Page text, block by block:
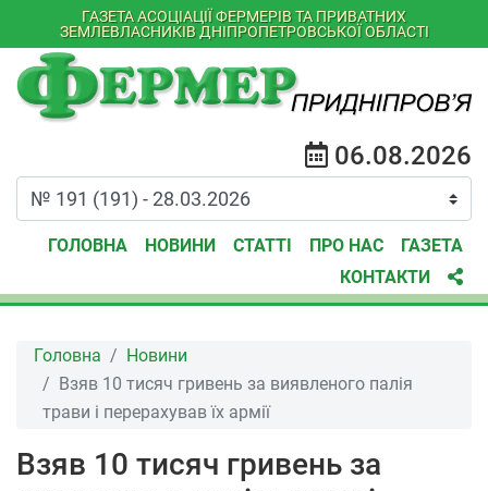
ГАЗЕТА АСОЦІАЦІЇ ФЕРМЕРІВ ТА ПРИВАТНИХ
ЗЕМЛЕВЛАСНИКІВ ДНІПРОПЕТРОВСЬКОЇ ОБЛАСТІ
06.08.2026
ГОЛОВНА НОВИНИ СТАТТІ ПРО НАС
ГАЗЕТА
КОНТАКТИ
Головна
Новини
Взяв 10 тисяч гривень за виявленого палія
трави і перерахував їх армії
Взяв 10 тисяч гривень за